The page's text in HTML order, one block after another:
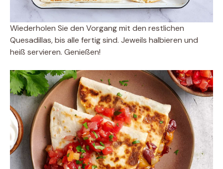
Wiederholen Sie den Vorgang mit den restlichen
Quesadillas, bis alle fertig sind. Jeweils halbieren und
heiß servieren. Genießen!